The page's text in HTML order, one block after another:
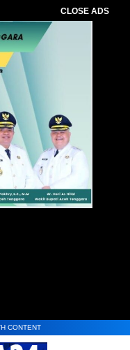
CLOSE ADS
CONTENT